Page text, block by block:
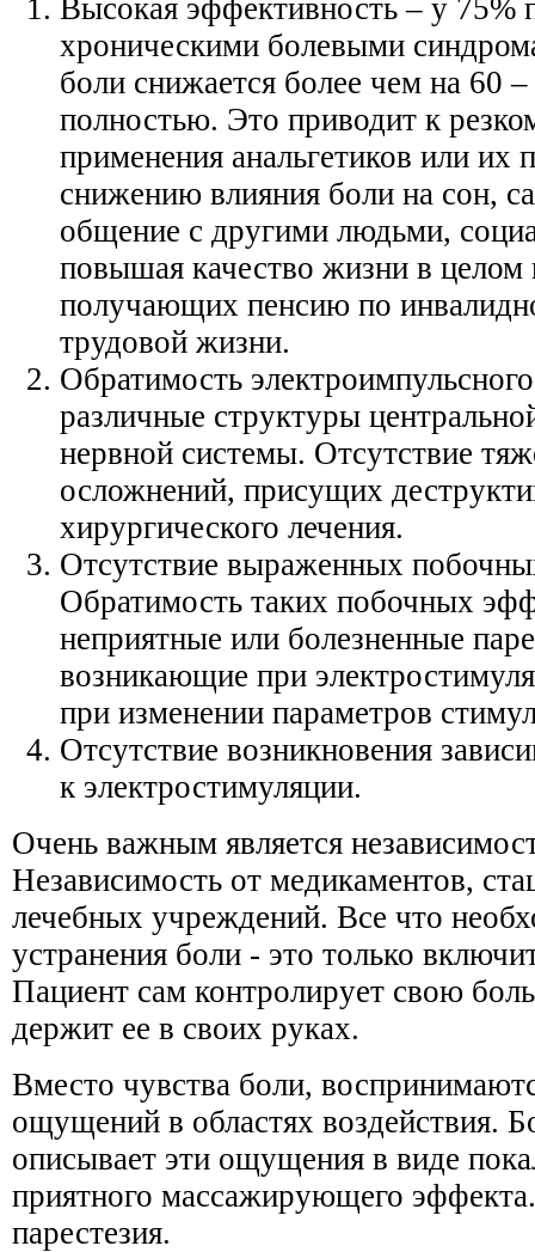
Высокая эффективность – у 75%
хроническими болевыми
боли снижается более чем на 60 –
полностью. Это приводит к
применения анальгетиков или их
снижению влияния боли на сон,
общение с другими людьми,
повышая качество жизни в
получающих пенсию по
трудовой жизни.
Обратимость
различные структуры
нервной системы. Отсутствие
осложнений, присущих
хирургического лечения.
Отсутствие выраженных
Обратимость таких побочных
неприятные или болезненные
возникающие при
при изменении параметров
Отсутствие возникновения
к электростимуляции.
Очень важным является
Независимость от медикаментов,
лечебных учреждений. Все что
устранения боли - это только
Пациент сам контролирует свою
держит ее в своих руках.
Вместо чувства боли,
ощущений в областях воздействия.
описывает эти ощущения в виде
приятного массажирующего
парестезия.